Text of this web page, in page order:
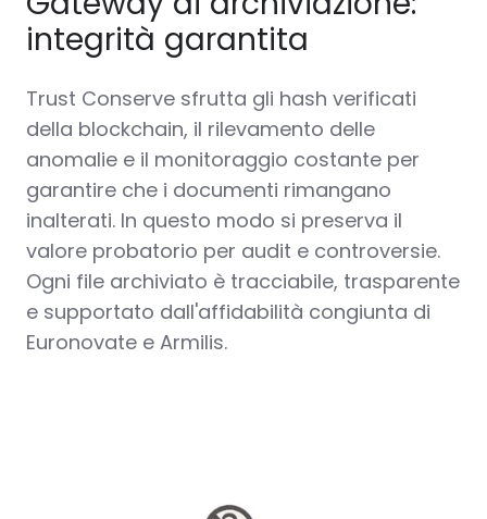
integrità garantita
Trust Conserve sfrutta gli hash verificati
della blockchain, il rilevamento delle
anomalie e il monitoraggio costante per
garantire che i documenti rimangano
inalterati. In questo modo si preserva il
valore probatorio per audit e controversie.
Ogni file archiviato è tracciabile, trasparente
e supportato dall'affidabilità congiunta di
Euronovate e Armilis.